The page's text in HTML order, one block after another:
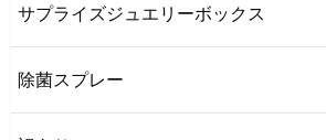
サプライズジュエリーボックス
除菌スプレー